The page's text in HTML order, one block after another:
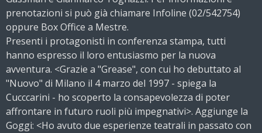
prenotazioni si può già chiamare Infoline (02/542754)
oppure Box Office a Mestre.
Presenti i protagonisti in conferenza stampa, tutti
hanno espresso il loro entusiasmo per la nuova
avventura. <Grazie a "Grease", con cui ho debuttato al
"Nuovo" di Milano il 4 marzo del 1997 - spiega la
Cucccarini - ho scoperto la consapevolezza di poter
affrontare in futuro ruoli più impegnativi>. Aggiunge la
Goggi: <Ho avuto due esperienze teatrali in passato con